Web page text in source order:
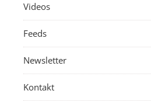
Videos
Feeds
Newsletter
Kontakt